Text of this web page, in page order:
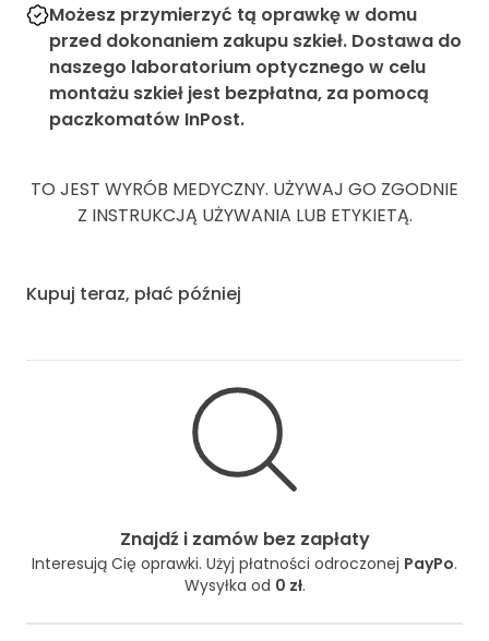
Możesz przymierzyć tą oprawkę w domu
przed dokonaniem zakupu szkieł. Dostawa do
naszego laboratorium optycznego w celu
montażu szkieł jest bezpłatna, za pomocą
paczkomatów InPost.
TO JEST WYRÓB MEDYCZNY. UŻYWAJ GO ZGODNIE
Z INSTRUKCJĄ UŻYWANIA LUB ETYKIETĄ.
Kupuj teraz, płać później
Znajdź i zamów bez zapłaty
Interesują Cię oprawki. Użyj płatności odroczonej PayPo.
Wysyłka od 0 zł.